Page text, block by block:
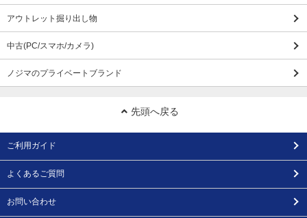
アウトレット掘り出し物
中古(PC/スマホ/カメラ)
ノジマのプライベートブランド
先頭へ戻る
ご利用ガイド
よくあるご質問
お問い合わせ